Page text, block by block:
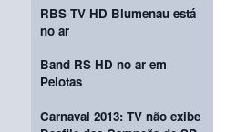
RBS TV HD Blumenau está
no ar
Band RS HD no ar em
Pelotas
Carnaval 2013: TV não exibe